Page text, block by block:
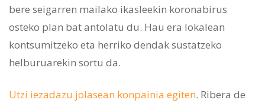
bere seigarren mailako ikasleekin koronabirus
osteko plan bat antolatu du. Hau era lokalean
kontsumitzeko eta herriko dendak sustatzeko
helburuarekin sortu da.
Utzi iezadazu jolasean konpainia egiten. Ribera de